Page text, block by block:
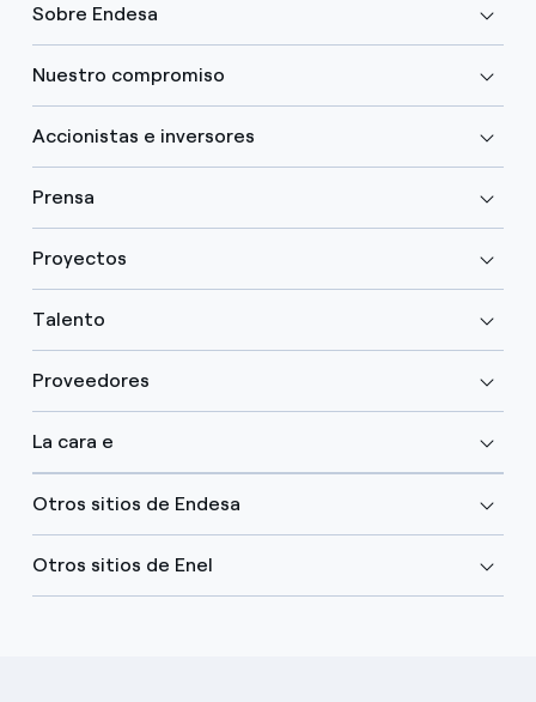
Sobre Endesa
Nuestro compromiso
Accionistas e inversores
Prensa
Proyectos
Talento
Proveedores
La cara e
Otros sitios de Endesa
Otros sitios de Enel